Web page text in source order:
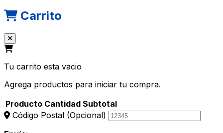
Carrito
Tu carrito esta vacio
Agrega productos para iniciar tu compra.
Producto Cantidad Subtotal
Código Postal (Opcional)